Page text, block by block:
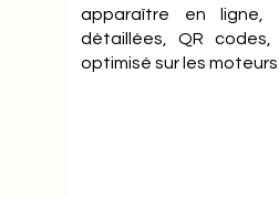
apparaître en
détaillées, QR
optimisé sur les